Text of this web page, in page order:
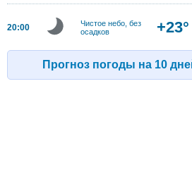
20:00
Чистое небо, без
осадков
+23°
Прогноз погоды на 10